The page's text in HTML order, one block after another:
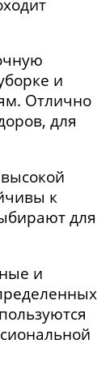
и
Отлично
для
к
для
и